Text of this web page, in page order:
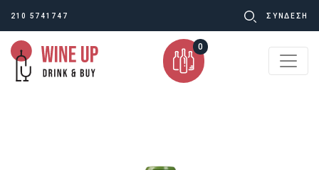
210 5741747 ΣΥΝΔΕΣΗ
0